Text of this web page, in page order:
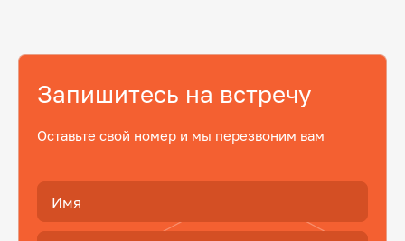
Запишитесь на встречу
Оставьте свой номер и мы перезвоним вам
Имя